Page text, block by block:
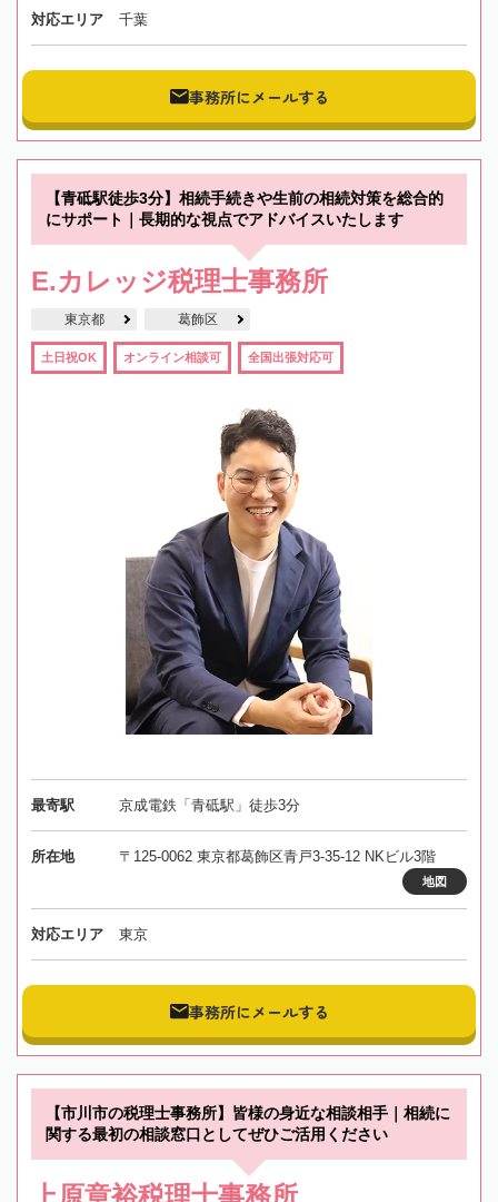
対応エリア 千葉
事務所にメールする
【青砥駅徒歩3分】相続手続きや生前の相続対策を総合的
にサポート｜長期的な視点でアドバイスいたします
E.カレッジ税理士事務所
東京都 葛飾区
土日祝OK オンライン相談可 全国出張対応可
最寄駅 京成電鉄「青砥駅」徒歩3分
所在地 〒125-0062 東京都葛飾区青戸3-35-12 NKビル3階
地図
対応エリア 東京
事務所にメールする
【市川市の税理士事務所】皆様の身近な相談相手｜相続に
関する最初の相談窓口としてぜひご活用ください
上原章裕税理士事務所